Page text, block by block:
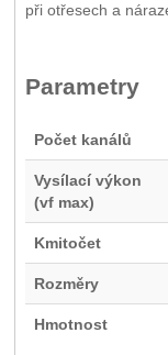
při otřesech a
Parametry
Počet kanálů
Vysílací výkon
(vf max)
Kmitočet
Rozměry
Hmotnost